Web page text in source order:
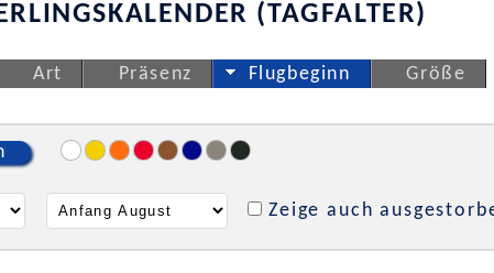
(TAGFALTER)
Art Präsenz Flugbeginn Größe
Zeige auch